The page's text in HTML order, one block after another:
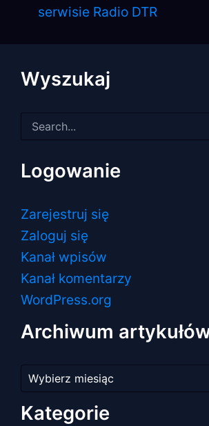
serwisie Radio DTR
Wyszukaj
dla:
Logowanie
Zarejestruj się
Zaloguj się
Kanał wpisów
Kanał komentarzy
WordPress.org
Archiwum
artykułów
Kategorie